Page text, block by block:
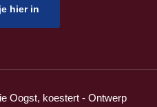
hier in
Oogst, koestert - Ontwerp